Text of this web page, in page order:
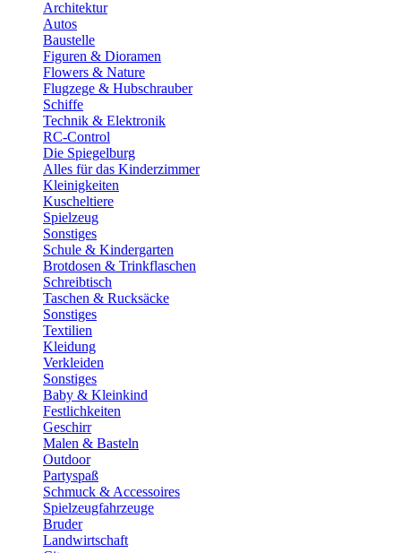
Architektur
Autos
Baustelle
Figuren & Dioramen
Flowers & Nature
Flugzege & Hubschrauber
Schiffe
Technik & Elektronik
RC-Control
Die Spiegelburg
Alles für das Kinderzimmer
Kleinigkeiten
Kuscheltiere
Spielzeug
Sonstiges
Schule & Kindergarten
Brotdosen & Trinkflaschen
Schreibtisch
Taschen & Rucksäcke
Sonstiges
Textilien
Kleidung
Verkleiden
Sonstiges
Baby & Kleinkind
Festlichkeiten
Geschirr
Malen & Basteln
Outdoor
Partyspaß
Schmuck & Accessoires
Spielzeugfahrzeuge
Bruder
Landwirtschaft